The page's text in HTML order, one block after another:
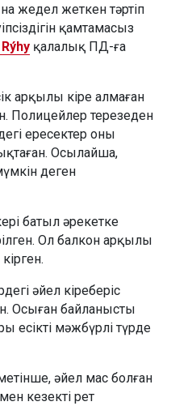
жедел жеткен тәртіп
қамтамасыз
қалалық ПД-ға
арқылы кіре алмаған
Полицейлер терезеден
ересектер оны
Осылайша,
деген
батыл әрекетке
Ол балкон арқылы
әйел кіреберіс
Осыған байланысты
есікті мәжбүрлі түрде
әйел мас болған
кезекті рет